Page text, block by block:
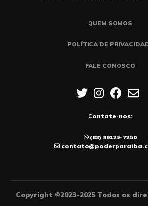
QUEM SOMOS
POLÍTICA DE
FALE CONOSCO
Contate-nos:
(83) 99129-7250
Copyright ©2023-2025 Todos os